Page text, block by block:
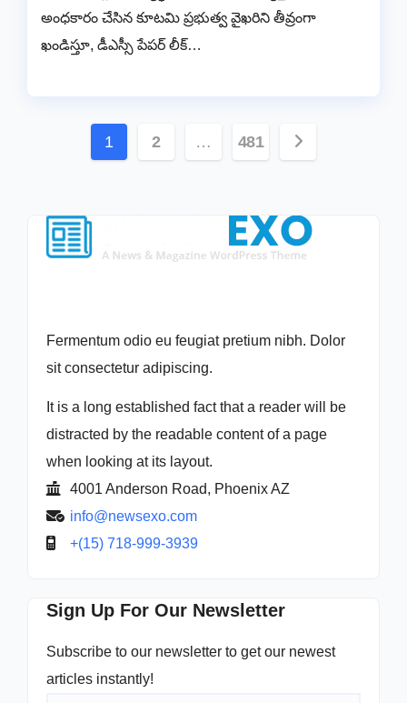
అంధకారం చేసిన కూటమి ప్రభుత్వ వైఖరిని తీవ్రంగా
ఖండిస్తూ, డీఎస్సీ పేపర్ లీక్…
Posts
1 2 … 481
Fermentum odio eu feugiat pretium nibh. Dolor
sit consectetur adipiscing.
It is a long established fact that a reader will be
distracted by the readable content of a page
when looking at its layout.
4001 Anderson Road, Phoenix AZ
info@newsexo.com
+(15) 718-999-3939
Sign Up For Our Newsletter
Subscribe to our newsletter to get our newest
articles instantly!